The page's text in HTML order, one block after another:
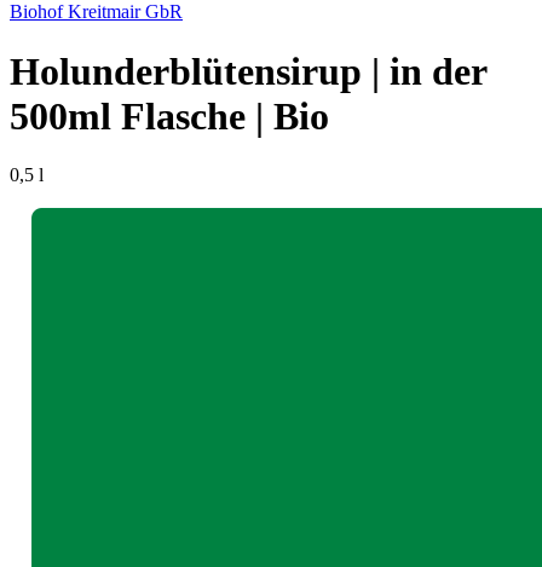
Biohof Kreitmair GbR
Holunderblütensirup | in der
500ml Flasche | Bio
0,5 l